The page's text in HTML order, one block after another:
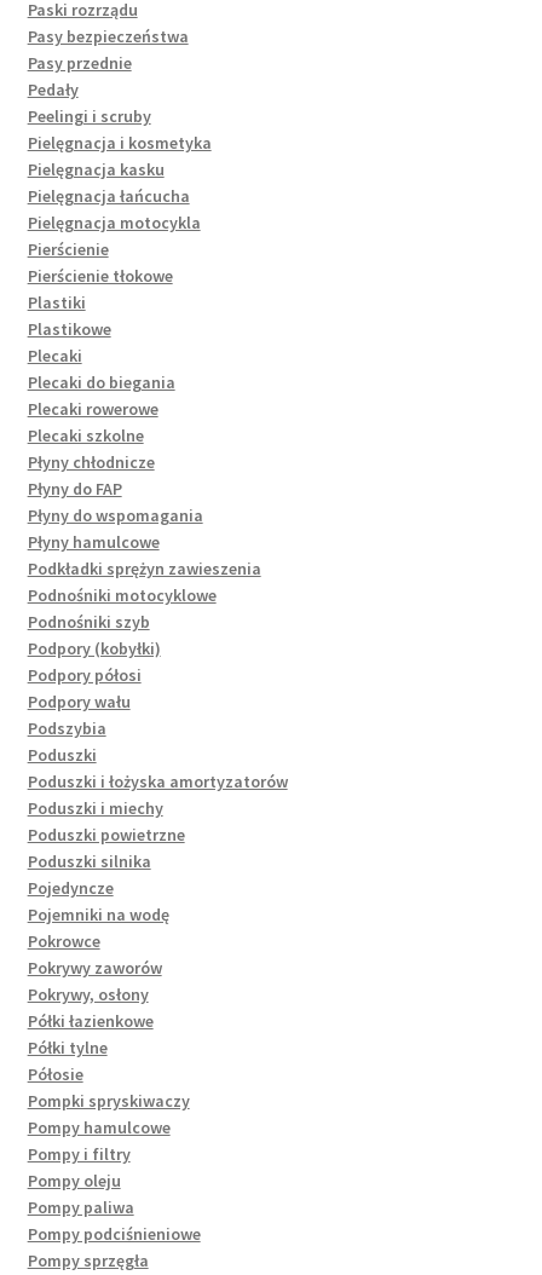
Paski rozrządu
Pasy bezpieczeństwa
Pasy przednie
Pedały
Peelingi i scruby
Pielęgnacja i kosmetyka
Pielęgnacja kasku
Pielęgnacja łańcucha
Pielęgnacja motocykla
Pierścienie
Pierścienie tłokowe
Plastiki
Plastikowe
Plecaki
Plecaki do biegania
Plecaki rowerowe
Plecaki szkolne
Płyny chłodnicze
Płyny do FAP
Płyny do wspomagania
Płyny hamulcowe
Podkładki sprężyn zawieszenia
Podnośniki motocyklowe
Podnośniki szyb
Podpory (kobyłki)
Podpory półosi
Podpory wału
Podszybia
Poduszki
Poduszki i łożyska amortyzatorów
Poduszki i miechy
Poduszki powietrzne
Poduszki silnika
Pojedyncze
Pojemniki na wodę
Pokrowce
Pokrywy zaworów
Pokrywy, osłony
Półki łazienkowe
Półki tylne
Półosie
Pompki spryskiwaczy
Pompy hamulcowe
Pompy i filtry
Pompy oleju
Pompy paliwa
Pompy podciśnieniowe
Pompy sprzęgła